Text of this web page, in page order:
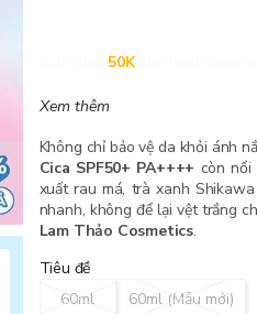
50K
Xem thêm
Không chỉ bảo vệ da khỏi ánh
Cica SPF50+ PA++++ còn nổi
xuất rau má, trà xanh
nhanh, không để lại vệt trắng
Lam Thảo Cosmetics.
Tiêu đề
60ml
60ml (Mẫu mới)